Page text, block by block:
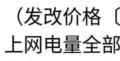
（发改价格
上网电量全